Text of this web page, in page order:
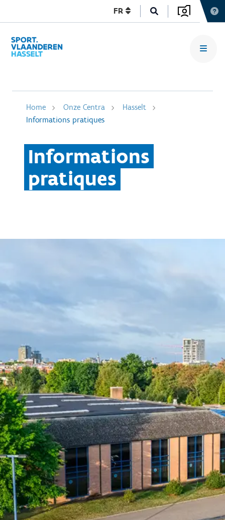
FR
Home Onze Centra
Hasselt
Informations pratiques
Informations
pratiques